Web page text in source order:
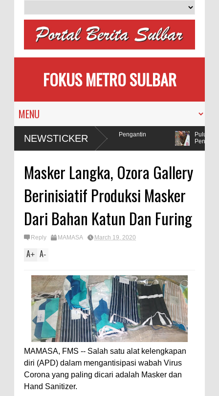
FOKUS METRO SULBAR
NEWSTICKERMAPIA Ajak Calon Pengantin
Tanam Pohon
Puluhan
Penadah
Masker Langka, Ozora Gallery
Berinisiatif Produksi Masker
Dari Bahan Katun Dan Furing
Reply MAMASA March 19, 2020
A+ A-
MAMASA, FMS -- Salah satu alat kelengkapan
diri (APD) dalam mengantisipasi wabah Virus
Corona yang paling dicari adalah Masker dan
Hand Sanitizer.